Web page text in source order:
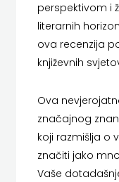
FOKUS
KOMUNIKACIJE
FRAKTURA
FRAM
ZIRAL
perspektivom i
literarnih
ova recenzija
književnih
Ova
značajnog
koji razmišlja o
značiti jako
Vaše